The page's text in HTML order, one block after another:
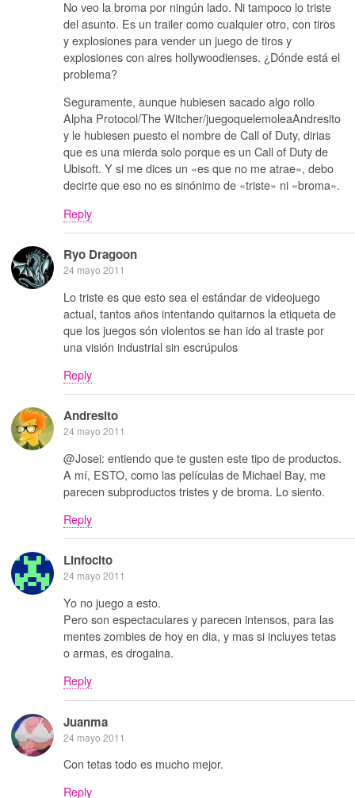
No veo la broma por ningún lado. Ni tampoco lo triste
del asunto. Es un trailer como cualquier otro, con tiros
y explosiones para vender un juego de tiros y
explosiones con aires hollywoodienses. ¿Dónde está el
problema?
Seguramente, aunque hubiesen sacado algo rollo
Alpha Protocol/The Witcher/juegoquelemoleaAndresito
y le hubiesen puesto el nombre de Call of Duty, dirias
que es una mierda solo porque es un Call of Duty de
Ubisoft. Y si me dices un «es que no me atrae», debo
decirte que eso no es sinónimo de «triste» ni «broma».
Reply
Ryo Dragoon
24 mayo 2011
Lo triste es que esto sea el estándar de videojuego
actual, tantos años intentando quitarnos la etiqueta de
que los juegos són violentos se han ido al traste por
una visión industrial sin escrúpulos
Reply
Andresito
24 mayo 2011
@Josei: entiendo que te gusten este tipo de productos.
A mí, ESTO, como las películas de Michael Bay, me
parecen subproductos tristes y de broma. Lo siento.
Reply
Linfocito
24 mayo 2011
Yo no juego a esto.
Pero son espectaculares y parecen intensos, para las
mentes zombies de hoy en dia, y mas si incluyes tetas
o armas, es drogaina.
Reply
Juanma
24 mayo 2011
Con tetas todo es mucho mejor.
Reply